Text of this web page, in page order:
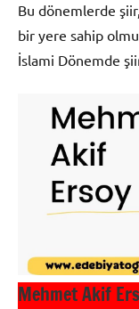
Bu dönemlerde
bir yere sahip
İslami Dönemde
Milli
Edebiyat
Mehmet Akif